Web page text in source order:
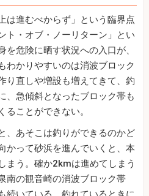
は進むべからず」という臨界点
ト・オブ・ノーリターン」とい
を危険に晒す状況への入口が、
わかりやすいのは消波ブロック
り直しや増設も増えてきて、釣
、急傾斜となったブロック帯も
ることができない。
、あそこは釣りができるのかど
かって砂浜を進んでいくと、本
まう。確か2kmは進めてしまう
南の観音崎の消波ブロック帯